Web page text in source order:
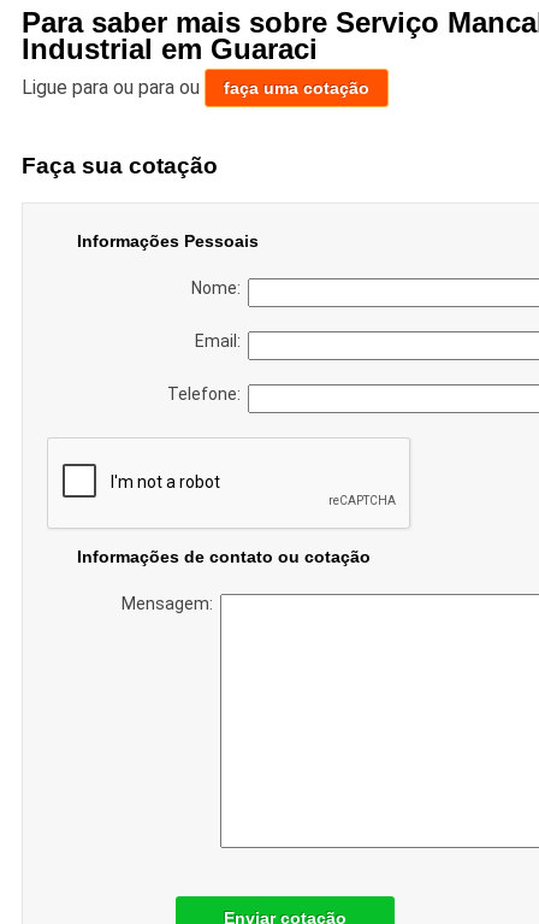
Para saber mais sobre Serviço
Industrial em Guaraci
Ligue para ou para ou faça uma cotação
Faça sua cotação
Informações Pessoais
Nome:
Email:
Telefone:
Informações de contato ou cotação
Mensagem:
Enviar cotação